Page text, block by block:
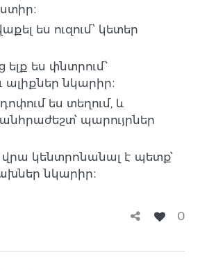
ես ուզում՝ կետեր
ես փնտրում՝
ալիքներ նկարիր։
ես տեղում, և
պարույրներ
կենտրոնանալ է պետք՝
նկարիր։
0